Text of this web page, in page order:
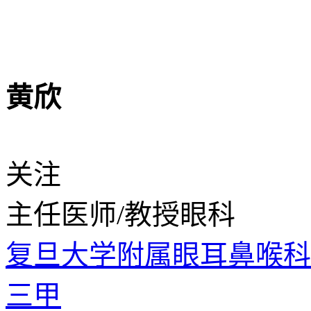
黄欣
关注
主任医师/教授眼科
复旦大学附属眼耳鼻喉
三甲